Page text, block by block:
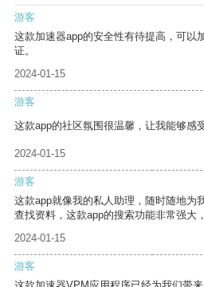
游客
这款加速器app的安全性有待提高，可以
证。
2024-01-15
游客
这款app的社区氛围很温馨，让我能够感
2024-01-15
游客
这款app就像我的私人助理，随时随地为
查找资料，这款app的搜索功能非常强大
2024-01-15
游客